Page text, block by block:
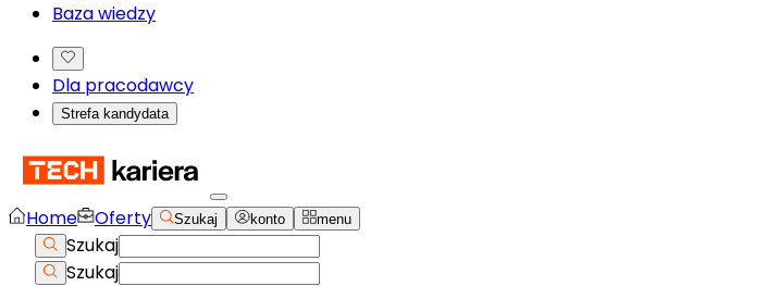
Baza wiedzy
Dla pracodawcy
Strefa kandydata
Home Oferty Szukaj konto menu
Szukaj
Szukaj